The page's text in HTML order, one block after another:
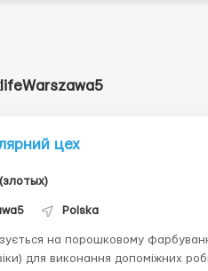
цех
Polska
на порошковому
для виконання допоміжних